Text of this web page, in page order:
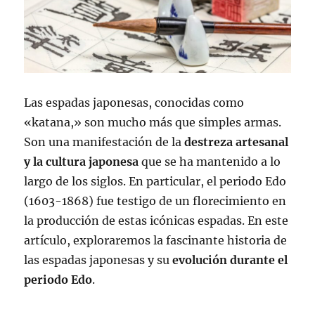
Las espadas japonesas, conocidas como
«katana,» son mucho más que simples armas.
Son una manifestación de la destreza artesanal
y la cultura japonesa que se ha mantenido a lo
largo de los siglos. En particular, el periodo Edo
(1603-1868) fue testigo de un florecimiento en
la producción de estas icónicas espadas. En este
artículo, exploraremos la fascinante historia de
las espadas japonesas y suevolución durante el
periodo Edo.